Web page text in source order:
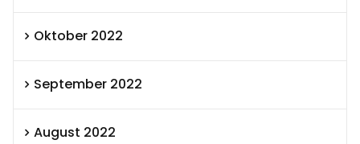
Oktober 2022
September 2022
August 2022